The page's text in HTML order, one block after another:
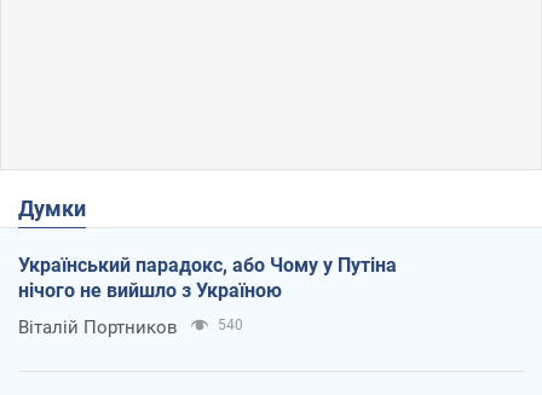
Думки
Український парадокс, або Чому у Путіна
нічого не вийшло з Україною
Віталій Портников 540